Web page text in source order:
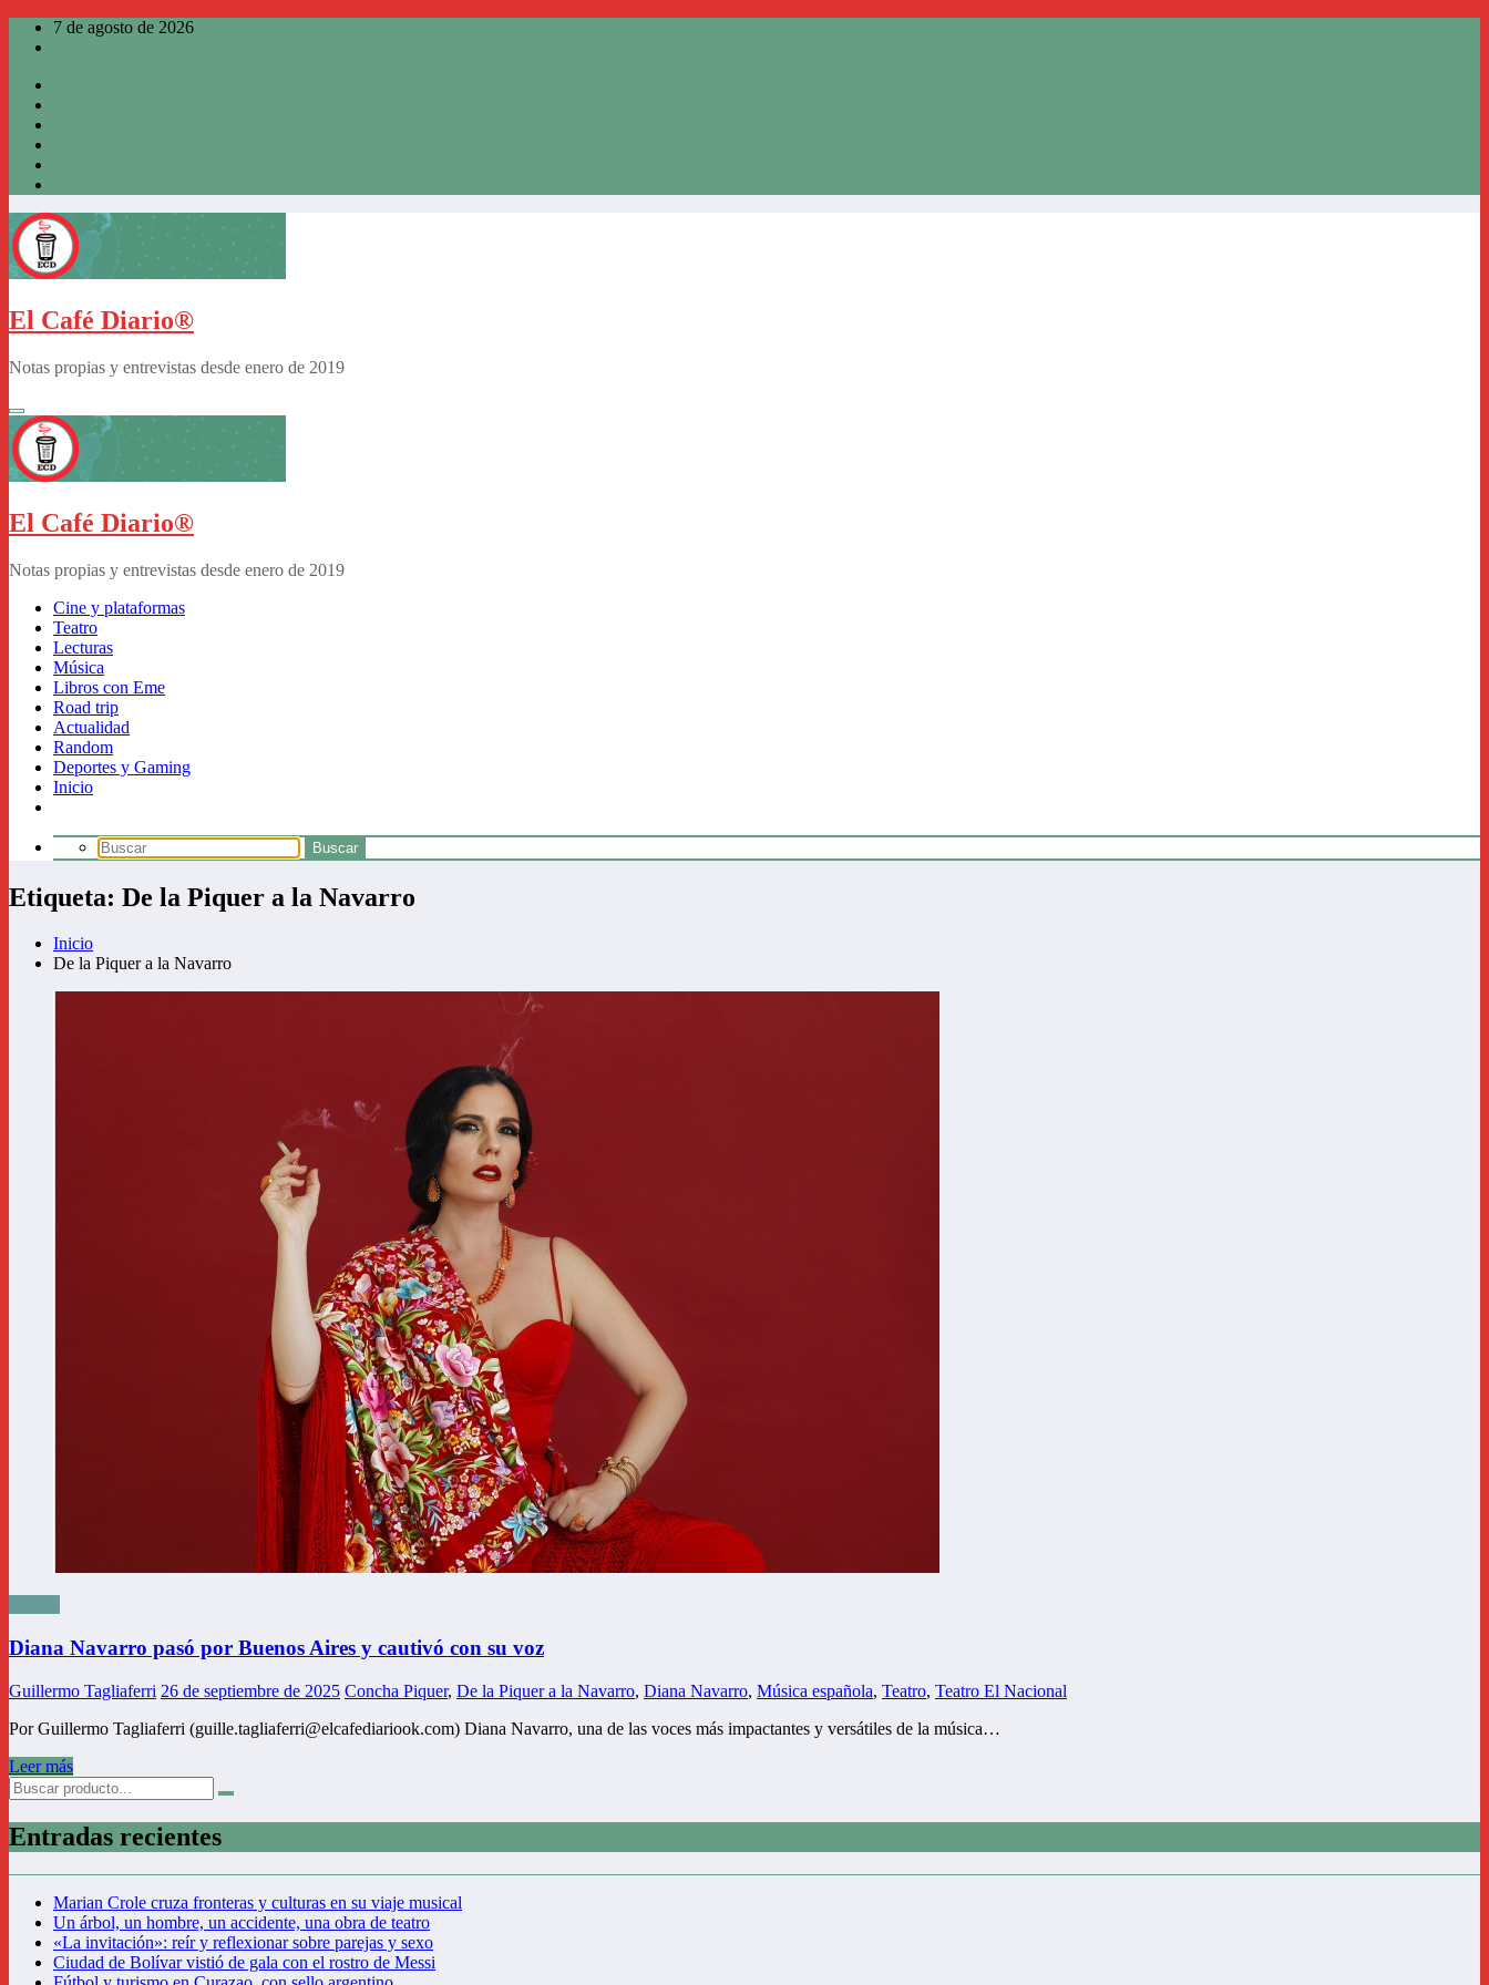
Saltar
7 de agosto de 2026
El Café Diario®
Notas propias y entrevistas desde enero de 2019
El Café Diario®
Notas propias y entrevistas desde enero de 2019
Cine y plataformas
Teatro
Lecturas
Música
Libros con Eme
Road trip
Actualidad
Random
Deportes y Gaming
Inicio
Etiqueta: De la Piquer a la Navarro
Inicio
De la Piquer a la Navarro
Diana Navarro pasó por Buenos Aires y cautivó con su voz
Guillermo Tagliaferri 26 de septiembre de 2025 Concha Piquer, De la Piquer a la Navarro, Diana Navarro, Música española, Teatro, Teatro El Nacional
Por Guillermo Tagliaferri (guille.tagliaferri@elcafediariook.com) Diana Navarro, una de las voces más impactantes y versátiles de la música…
Leer más
Entradas recientes
Marian Crole cruza fronteras y culturas en su viaje musical
Un árbol, un hombre, un accidente, una obra de teatro
«La invitación»: reír y reflexionar sobre parejas y sexo
Ciudad de Bolívar vistió de gala con el rostro de Messi